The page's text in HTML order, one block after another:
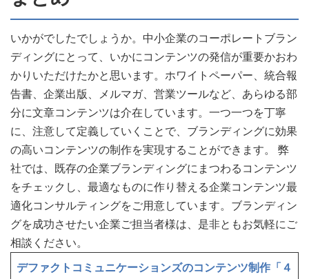
いかがでしたでしょうか。中小企業のコーポレートブラン
ディングにとって、いかにコンテンツの発信が重要かおわ
かりいただけたかと思います。ホワイトペーパー、統合報
告書、企業出版、メルマガ、営業ツールなど、あらゆる部
分に文章コンテンツは介在しています。一つ一つを丁寧
に、注意して定義していくことで、ブランディングに効果
の高いコンテンツの制作を実現することができます。 弊
社では、既存の企業ブランディングにまつわるコンテンツ
をチェックし、最適なものに作り替える企業コンテンツ最
適化コンサルティングをご用意しています。ブランディン
グを成功させたい企業ご担当者様は、是非ともお気軽にご
相談ください。
デファクトコミュニケーションズのコンテンツ制作「４